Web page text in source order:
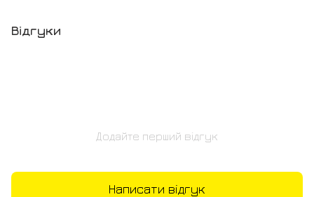
Відгуки
Додайте перший відгук
Написати відгук